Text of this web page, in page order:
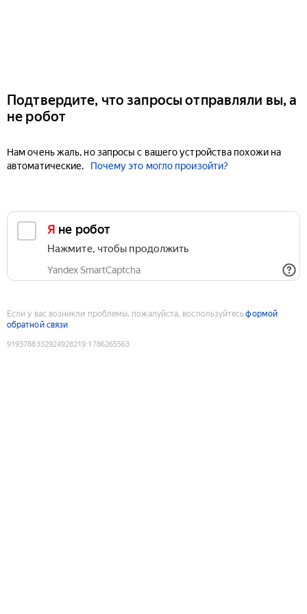
Подтвердите, что запросы отправляли вы, а
не робот
Нам очень жаль, но запросы с вашего устройства похожи на
автоматические.
Почему это могло произойти?
Я не робот
Нажмите, чтобы продолжить
Yandex SmartCaptcha
Если у вас возникли проблемы, пожалуйста, воспользуйтесьформой
обратной связи
9193788332924928219:1786265563